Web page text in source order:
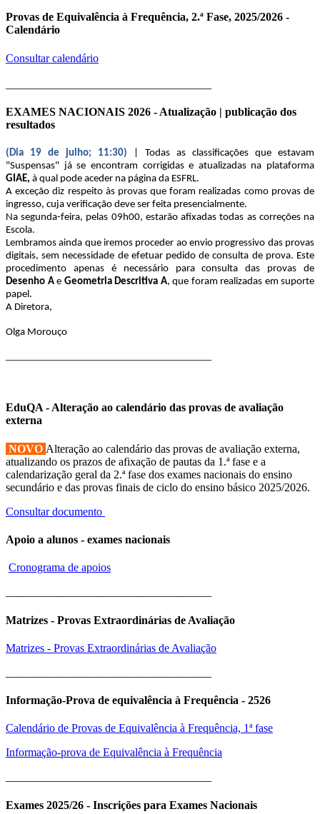
Provas de Equivalência à Frequência, 2.ª Fase, 2025/2026 -
Calendário
Consultar calendário
EXAMES NACIONAIS 2026 - Atualização | publicação dos
resultados
(Dia 19 de julho; 11:30)
| Todas as classificações que estavam
"Suspensas" já se encontram corrigidas e atualizadas na plataforma
GIAE, à qual pode aceder na página da ESFRL.
A exceção diz respeito às provas que foram realizadas como provas de
ingresso, cuja verificação deve ser feita presencialmente.
Na segunda-feira, pelas 09h00, estarão afixadas todas as correções na
Escola.
Lembramos ainda que iremos proceder ao envio progressivo das provas
digitais, sem necessidade de efetuar pedido de consulta de prova. Este
procedimento apenas é necessário para consulta das provas de
Desenho Ae Geometria Descritiva A, que foram realizadas em suporte
papel.
A Diretora,
Olga Morouço
EduQA - Alteração ao calendário das provas de avaliação
externa
NOVO Alteração ao calendário das provas de avaliação externa,
atualizando os prazos de afixação de pautas da 1.ª fase e a
calendarização geral da 2.ª fase dos exames nacionais do ensino
secundário e das provas finais de ciclo do ensino básico 2025/2026.
Consultar documento
Apoio a alunos - exames nacionais
Cronograma de apoios
Matrizes - Provas Extraordinárias de Avaliação
Matrizes - Provas Extraordinárias de Avaliação
Informação-Prova de equivalência à Frequência - 2526
Calendário de Provas de Equivalência à Frequência, 1ª fase
Informação-prova de Equivalência à Frequência
Exames 2025/26 - Inscrições para Exames Nacionais